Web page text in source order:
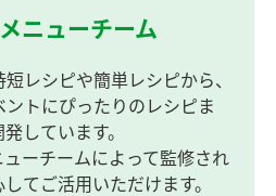
ニューチーム
レシピや簡単レシピから、
トにぴったりのレシピま
しています。
ーチームによって監修され
てご活用いただけます。